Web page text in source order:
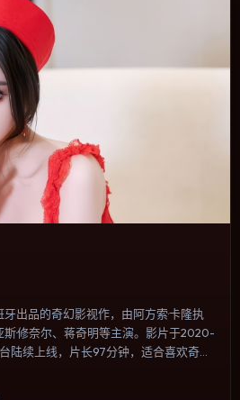
出品的奇幻影视作，由阿方索·卡隆执
斯·修奈尔、蒋奇明等主演。影片于2020-
陆续上线，片长97分钟，适合喜欢奇幻